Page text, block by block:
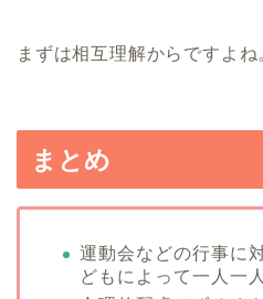
まずは相互理解からですよね
まとめ
運動会などの行事に
どもによって一人一